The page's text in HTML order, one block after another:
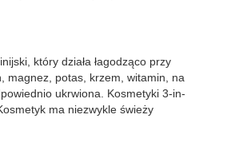
który działa łagodząco przy
magnez, potas, krzem, witamin, na
ukrwiona. Kosmetyki 3-in-
ma niezwykle świeży